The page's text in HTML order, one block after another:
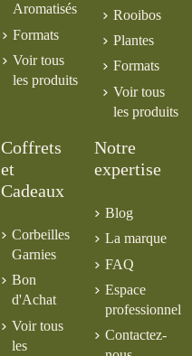
Aromatisés
Formats
Voir tous
les produits
Rooibos
Plantes
Formats
Voir tous
les produits
Coffrets
et
Cadeaux
Corbeilles
Garnies
Bon
d'Achat
Voir tous
les
Notre
expertise
Blog
La marque
FAQ
Espace
professionnel
Contactez-